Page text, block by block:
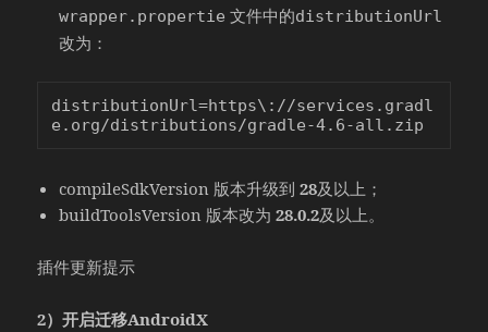
wrapper.propertie 文件中的distributionUrl
改为：
distributionUrl=https\://services.gradl
compileSdkVersion 版本升级到28及以上；
buildToolsVersion 版本改为28.0.2及以上。
插件更新提示
2）开启迁移AndroidX